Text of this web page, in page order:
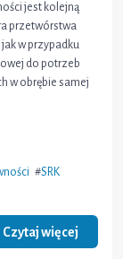
jest kolejną
przetwórstwa
w przypadku
do potrzeb
w obrębie samej
#SRK
Czytaj więcej